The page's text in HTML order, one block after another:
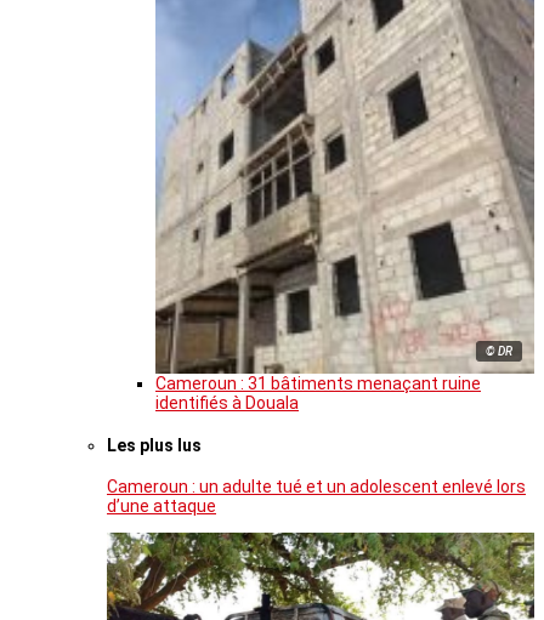
© DR
Cameroun : 31 bâtiments menaçant ruine
identifiés à Douala
Les plus lus
Cameroun : un adulte tué et un adolescent enlevé lors
d’une attaque